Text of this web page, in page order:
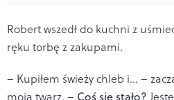
Robert wszedł do kuchni z
ręku torbę z zakupami.
– Kupiłem świeży chleb i… –
moją twarz. – Coś się stało?